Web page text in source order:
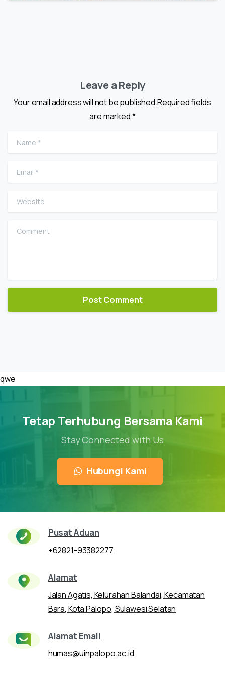
Leave a Reply
Your email address will not be published.Required fields
are marked *
Name
Email
Website
Comment
qwe
Tetap Terhubung Bersama Kami
Stay Connected with Us
Hubungi Kami
Pusat Aduan
+62821-93382277
Alamat
Jalan Agatis, Kelurahan Balandai, Kecamatan
Bara, Kota Palopo, Sulawesi Selatan
Alamat Email
humas@uinpalopo.ac.id